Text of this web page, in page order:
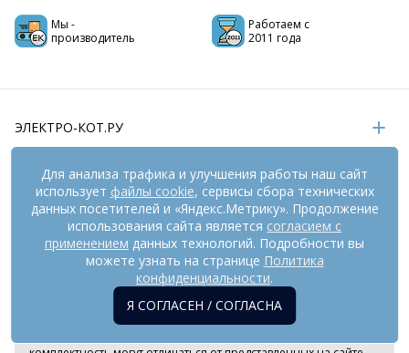
Мы -
производитель
Работаем с
2011 года
ЭЛЕКТРО-КОТ.РУ
ИНФОРМАЦИЯ
РЕКВИЗИТЫ
На информационном ресурсе применяются
рекомендательные технологии (информационные технологии
предоставления информации на основе сбора,
систематизации и анализа сведений, относящихся к
предпочтениям пользователей сети «Интернет», находящихся
Для анализа трафика и улучшения работы наш сайт
использует файлы cookie, сервисы сбора технических
данных посетителей и «Яндекс.Метрику». Продолжение
использования сайта является согласием с
применением данных технологий. Подробности вы
можете узнать на странице Политика
конфиденциальности.
Я СОГЛАСЕН / СОГЛАСНА